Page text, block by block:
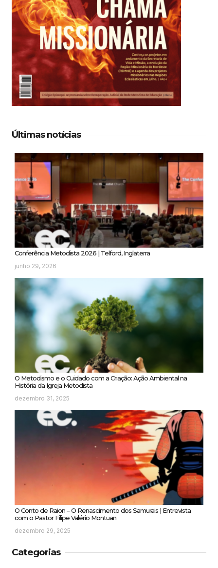
Últimas notícias
Conferência Metodista 2026 | Telford, Inglaterra
junho 29, 2026
O Metodismo e o Cuidado com a Criação: Ação Ambiental na
História da Igreja Metodista
dezembro 31, 2025
O Conto de Raion – O Renascimento dos Samurais | Entrevista
com o Pastor Filipe Valério Montuan
dezembro 29, 2025
Categorias